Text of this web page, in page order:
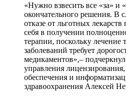
«Нужно взвесить все «за» и
окончательного решения. В
отказе от льготных
себя в получении
терапии, поскольку лечение
заболеваний требует
медикаментов»,–
управления
обеспечения и
здравоохранения Алексей